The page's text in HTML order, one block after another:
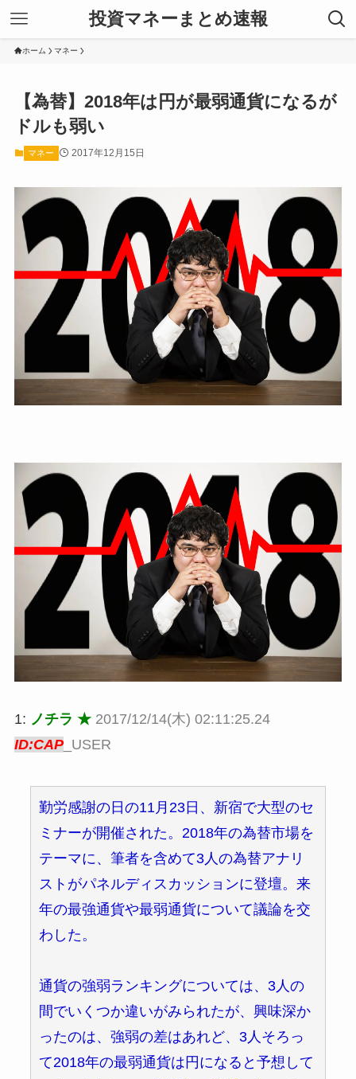
投資マネーまとめ速報
ホーム マネー
【為替】2018年は円が最弱通貨になるが
ドルも弱い
マネー 2017年12月15日
1: ノチラ ★ 2017/12/14(木) 02:11:25.24
ID:CAP_USER
勤労感謝の日の11月23日、新宿で大型のセ
ミナーが開催された。2018年の為替市場を
テーマに、筆者を含めて3人の為替アナリ
ストがパネルディスカッションに登壇。来
年の最強通貨や最弱通貨について議論を交
わした。
通貨の強弱ランキングについては、3人の
間でいくつか違いがみられたが、興味深か
ったのは、強弱の差はあれど、3人そろっ
て2018年の最弱通貨は円になると予想して